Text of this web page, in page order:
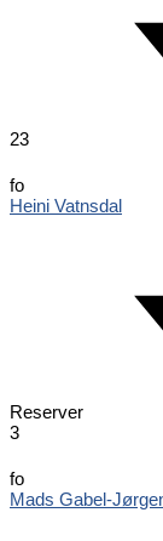
23
fo
Heini Vatnsdal
Reserver
3
fo
Mads Gabel-